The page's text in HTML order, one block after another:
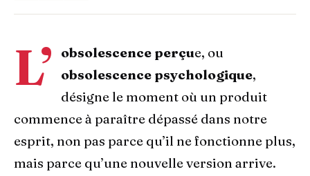
L’ obsolescence perçue, ou
obsolescence psychologique,
désigne le moment où un produit
commence à paraître dépassé dans notre
esprit, non pas parce qu’il ne fonctionne plus,
mais parce qu’une nouvelle version arrive.